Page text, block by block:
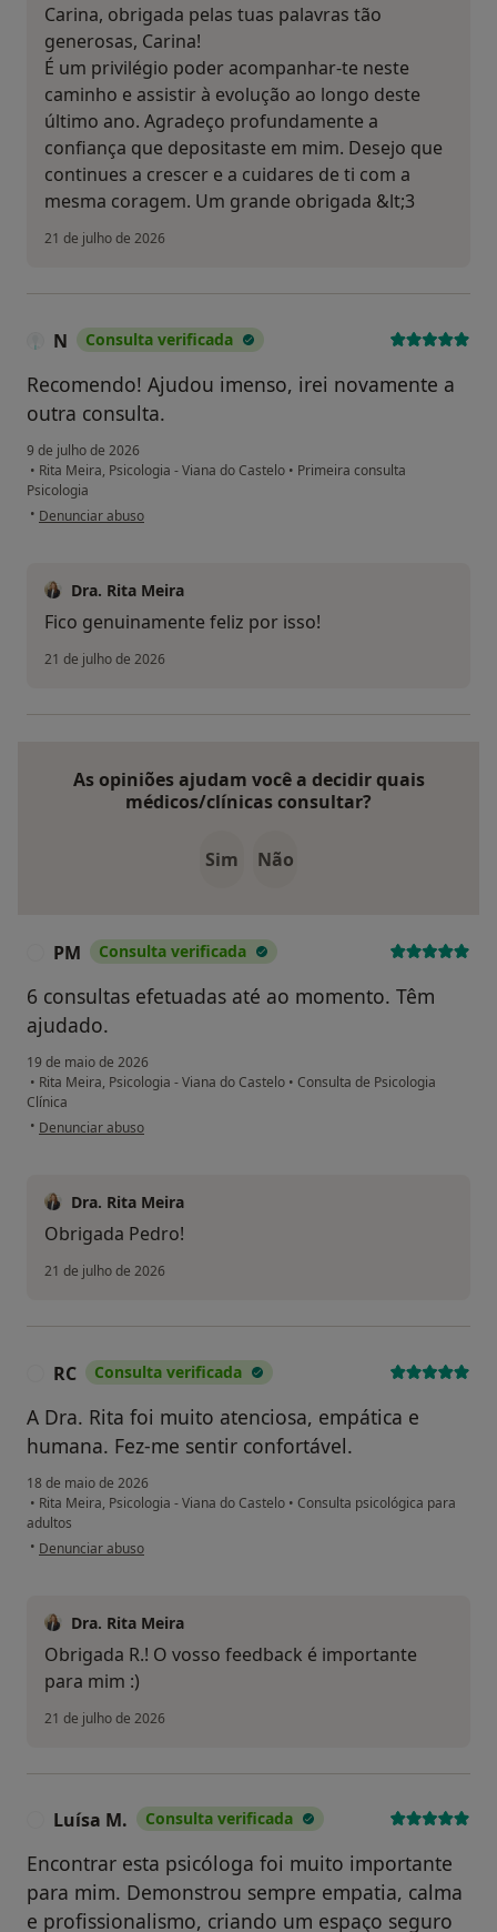
Carina, obrigada pelas tuas palavras tão
generosas, Carina!
É um privilégio poder acompanhar-te neste
caminho e assistir à evolução ao longo deste
último ano. Agradeço profundamente a
confiança que depositaste em mim. Desejo que
continues a crescer e a cuidares de ti com a
mesma coragem. Um grande obrigada &lt;3
21 de julho de 2026
N Consulta verificada
Recomendo! Ajudou imenso, irei novamente a
outra consulta.
9 de julho de 2026
• Rita Meira, Psicologia - Viana do Castelo • Primeira consulta
Psicologia
• na opinião do utilizador N
Denunciar abuso
Dra. Rita Meira
Fico genuinamente feliz por isso!
21 de julho de 2026
As opiniões ajudam você a decidir quais
médicos/clínicas consultar?
Sim Não
PM Consulta verificada
6 consultas efetuadas até ao momento. Têm
ajudado.
19 de maio de 2026
• Rita Meira, Psicologia - Viana do Castelo • Consulta de Psicologia
Clínica
• na opinião do utilizador PM
Denunciar abuso
Dra. Rita Meira
Obrigada Pedro!
21 de julho de 2026
RC Consulta verificada
A Dra. Rita foi muito atenciosa, empática e
humana. Fez-me sentir confortável.
18 de maio de 2026
• Rita Meira, Psicologia - Viana do Castelo • Consulta psicológica para
adultos
• na opinião do utilizador RC
Denunciar abuso
Dra. Rita Meira
Obrigada R.! O vosso feedback é importante
para mim :)
21 de julho de 2026
Luísa M. Consulta verificada
Encontrar esta psicóloga foi muito importante
para mim. Demonstrou sempre empatia, calma
e profissionalismo, criando um espaço seguro